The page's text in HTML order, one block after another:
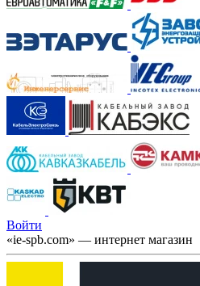
Войти
«ie-spb.com» — интернет магазин